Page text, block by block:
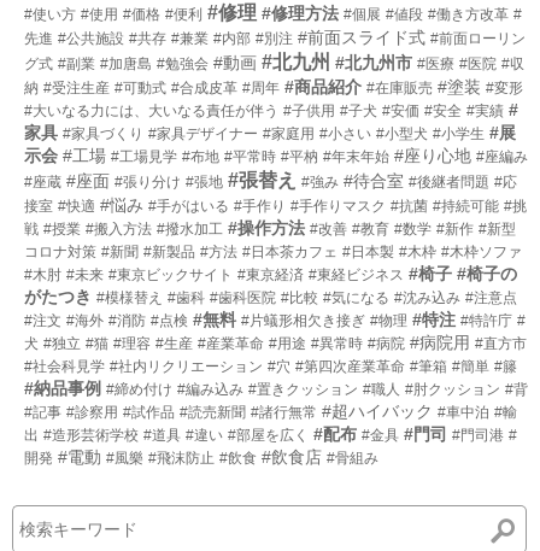
#使い方 #使用 #価格 #便利 #修理 #修理方法 #個展 #値段 #働き方改革 #
先進 #公共施設 #共存 #兼業 #内部 #別注 #前面スライド式 #前面ローリン
グ式 #副業 #加唐島 #勉強会 #動画 #北九州 #北九州市 #医療 #医院 #収
納 #受注生産 #可動式 #合成皮革 #周年 #商品紹介 #在庫販売 #塗装 #変形
#大いなる力には、大いなる責任が伴う #子供用 #子犬 #安価 #安全 #実績 #
家具 #家具づくり #家具デザイナー #家庭用 #小さい #小型犬 #小学生 #展
示会 #工場 #工場見学 #布地 #平常時 #平枘 #年末年始 #座り心地 #座編み
#座蔵 #座面 #張り分け #張地 #張替え #強み #待合室 #後継者問題 #応
接室 #快適 #悩み #手がはいる #手作り #手作りマスク #抗菌 #持続可能 #挑
戦 #授業 #搬入方法 #撥水加工 #操作方法 #改善 #教育 #数学 #新作 #新型
コロナ対策 #新聞 #新製品 #方法 #日本茶カフェ #日本製 #木枠 #木枠ソファ
#木肘 #未来 #東京ビックサイト #東京経済 #東経ビジネス #椅子 #椅子の
がたつき #模様替え #歯科 #歯科医院 #比較 #気になる #沈み込み #注意点
#注文 #海外 #消防 #点検 #無料 #片蟻形相欠き接ぎ #物理 #特注 #特許庁 #
犬 #独立 #猫 #理容 #生産 #産業革命 #用途 #異常時 #病院 #病院用 #直方市
#社会科見学 #社内リクリエーション #穴 #第四次産業革命 #筆箱 #簡単 #籐
#納品事例 #締め付け #編み込み #置きクッション #職人 #肘クッション #背
#記事 #診察用 #試作品 #読売新聞 #諸行無常 #超ハイバック #車中泊 #輸
出 #造形芸術学校 #道具 #違い #部屋を広く #配布 #金具 #門司 #門司港 #
開発 #電動 #風樂 #飛沫防止 #飲食 #飲食店 #骨組み